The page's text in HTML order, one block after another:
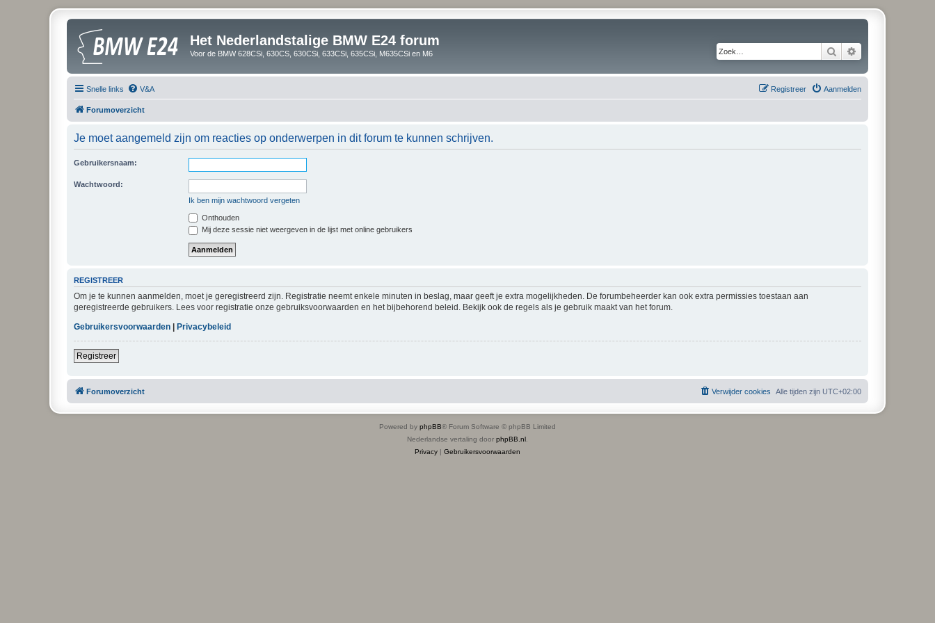
Het Nederlandstalige BMW E24 forum
Voor de BMW 628CSi, 630CS, 630CSi, 633CSi, 635CSi, M635CSi en M6 Zoek
Snelle links V&A Aanmelden
Registreer
Forumoverzicht
Je moet aangemeld zijn om reacties op onderwerpen in dit forum te kunnen schrijven.
Gebruikersnaam:
Wachtwoord:
Ik ben mijn wachtwoord vergeten
Onthouden
Mij deze sessie niet weergeven in de lijst met online gebruikers
REGISTREER
Om je te kunnen aanmelden, moet je geregistreerd zijn. Registratie neemt enkele minuten in beslag, maar geeft je extra mogelijkheden. De forumbeheerder kan ook extra permissies toestaan aan
geregistreerde gebruikers. Lees voor registratie onze gebruiksvoorwaarden en het bijbehorend beleid. Bekijk ook de regels als je gebruik maakt van het forum.
Gebruikersvoorwaarden
Privacybeleid
Registreer
Forumoverzicht Alle tijden zijn UTC+02:00
Verwijder cookies
Powered by phpBB® Forum Software © phpBB Limited
Nederlandse vertaling door phpBB.nl.
Privacy | Gebruikersvoorwaarden